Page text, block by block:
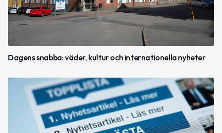
Dagens snabba: väder, kultur och internationella nyheter